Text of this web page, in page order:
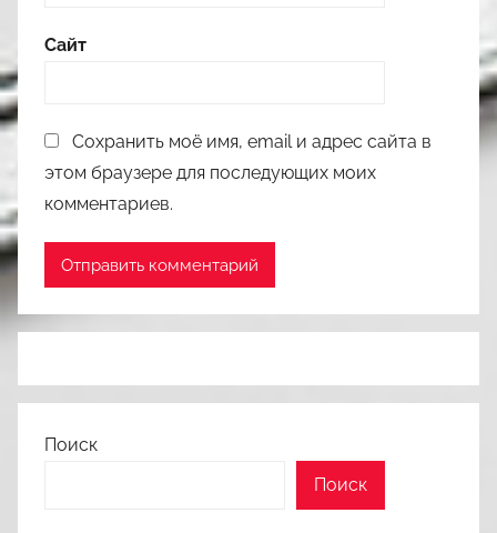
Сайт
Сохранить моё имя, email и адрес сайта в
этом браузере для последующих моих
комментариев.
Поиск
Поиск